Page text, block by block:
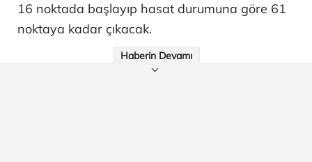
16 noktada başlayıp hasat durumuna göre 61
noktaya kadar çıkacak.
Haberin Devamı